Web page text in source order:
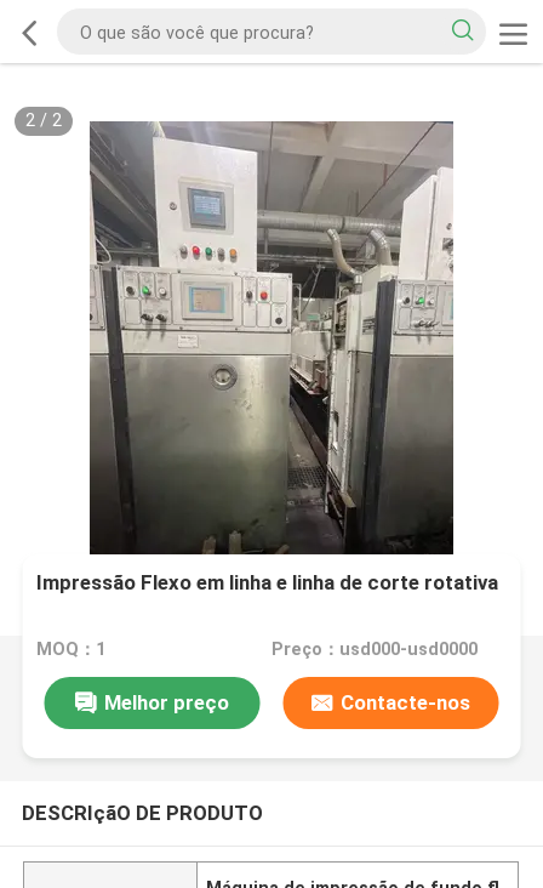
2/ 2
Impressão Flexo em linha e linha de corte rotativa
MOQ：1 Preço：usd000-usd0000
Melhor preço Contacte-nos
DESCRIçãO DE PRODUTO